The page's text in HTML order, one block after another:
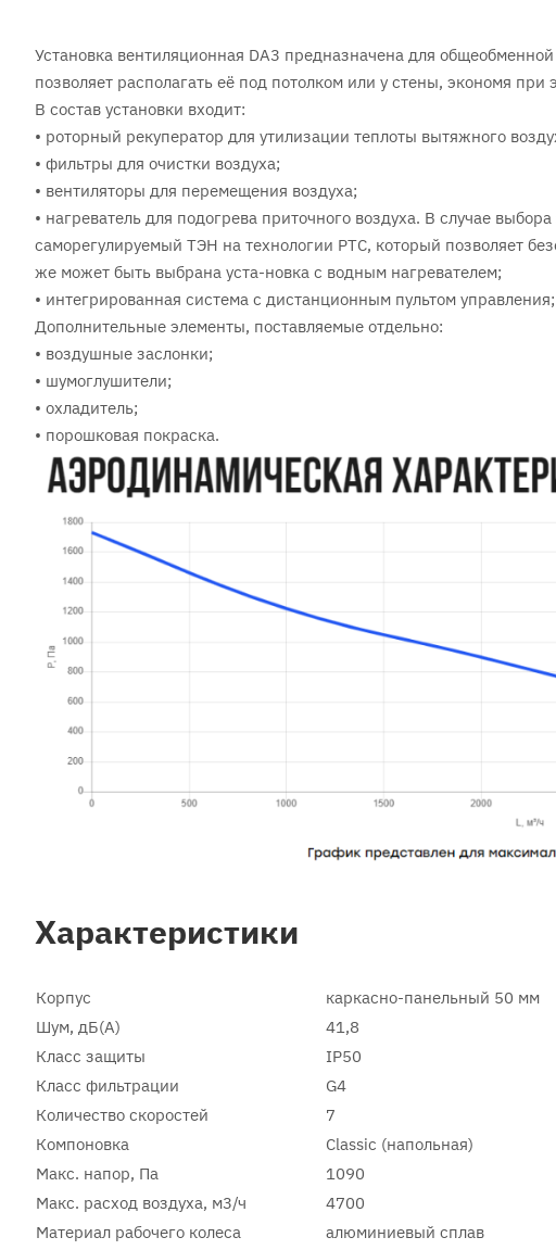
Установка вентиляционная DA3 предназначена для
позволяет располагать её под потолком или у стены, экономя при
В состав установки входит:
• роторный рекуператор для утилизации теплоты вытяжного
• фильтры для очистки воздуха;
• вентиляторы для перемещения воздуха;
• нагреватель для подогрева приточного воздуха. В случае
саморегулируемый ТЭН на технологии PTC, который позволяет
же может быть выбрана уста-новка с водным нагревателем;
• интегрированная система с дистанционным пультом управления;
Дополнительные элементы, поставляемые отдельно:
• воздушные заслонки;
• шумоглушители;
• охладитель;
• порошковая покраска.
Характеристики
Корпус
каркасно-панельный 50 мм
Шум, дБ(А)
41,8
Класс защиты
IP50
Класс фильтрации
G4
Количество скоростей
7
Компоновка
Classic (напольная)
Макс. напор, Па
1090
Макс. расход воздуха, м3/ч
4700
Материал рабочего колеса
алюминиевый сплав